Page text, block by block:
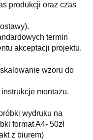
produkcji oraz czas
termin
akceptacji projektu.
wzoru do
montażu.
wydruku na
format A4- 50zł
z biurem)